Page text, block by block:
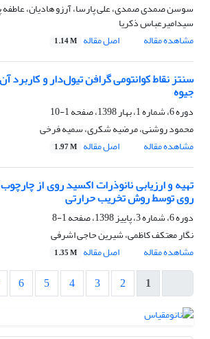
سوسن صمدی صمدی، علی پارسا، آرزو هادیان، عاطفه
سیدامیرعباس ذکریا
مشاهده مقاله
اصل مقاله 1.14 M
سنتز نقاط کوانتومی گرافن تیول‌دار و کاربرد
جیوه
دوره 6، شماره 1، بهار 1398، صفحه
1-10
محمود روشنی، مرضیه شکری، سمیه فرخی
مشاهده مقاله
اصل مقاله 1.97 M
تهیه و ارزیابی نانوذرات اکسید روی از
روی توسط روش تخریب حرارتی
دوره 6، شماره 3، پاییز 1398، صفحه
1-8
نگار معتکف کاظمی، شیرین حاجی اشرفی
مشاهده مقاله
اصل مقاله 1.35 M
1
2
3
4
5
6